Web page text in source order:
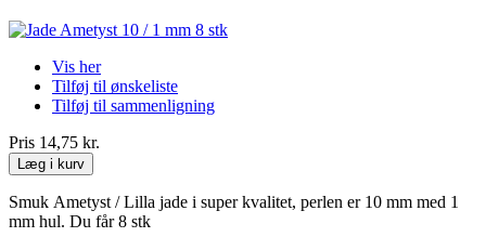
Vis her
Tilføj til ønskeliste
Tilføj til sammenligning
Pris 14,75 kr.
Læg i kurv
Smuk Ametyst / Lilla jade i super kvalitet, perlen er 10 mm med 1
mm hul. Du får 8 stk